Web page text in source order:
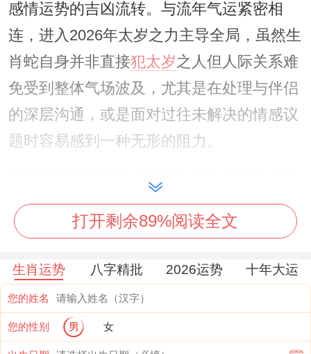
感情运势的吉凶流转。与流年气运紧密相
连，进入2026年太岁之力主导全局，虽然生
肖蛇自身并非直接犯太岁之人但人际关系难
免受到整体气场波及，尤其是在处理与伴侣
的深层沟通，或是面对过往未解决的情感议
题时容易感到一种无形的阻力。
理心，吉星同样会带来庇护，关键在于能否
主动把握，例如当感到沟通不畅时主动创造
面的对话，将能有效利用「偏印」的正面能
量，化思虑为理解。
一个不可忽视的层面是出生在1977年的生肖
打开剩余89%阅读全文
生肖运势 八字精批 2026运势 十年大运
您的姓名
您的性别 男 女